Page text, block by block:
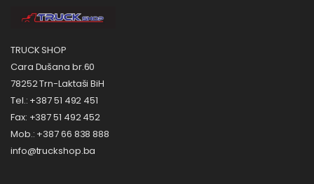
TRUCK SHOP
Cara Dušana br.60
78252 Trn-Laktaši BiH
Tel.: +387 51 492 451
Fax: +387 51 492 452
Mob.: +387 66 838 888
info@truckshop.ba